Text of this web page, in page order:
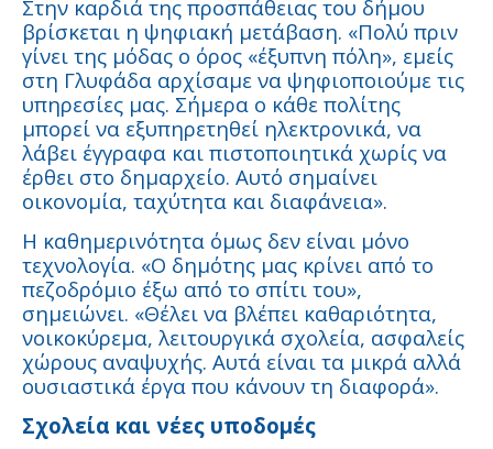
Στην καρδιά της προσπάθειας του δήμου
βρίσκεται η ψηφιακή μετάβαση. «Πολύ πριν
γίνει της μόδας ο όρος «έξυπνη πόλη», εμείς
στη Γλυφάδα αρχίσαμε να ψηφιοποιούμε τις
υπηρεσίες μας. Σήμερα ο κάθε πολίτης
μπορεί να εξυπηρετηθεί ηλεκτρονικά, να
λάβει έγγραφα και πιστοποιητικά χωρίς να
έρθει στο δημαρχείο. Αυτό σημαίνει
οικονομία, ταχύτητα και διαφάνεια».
Η καθημερινότητα όμως δεν είναι μόνο
τεχνολογία. «Ο δημότης μας κρίνει από το
πεζοδρόμιο έξω από το σπίτι του»,
σημειώνει. «Θέλει να βλέπει καθαριότητα,
νοικοκύρεμα, λειτουργικά σχολεία, ασφαλείς
χώρους αναψυχής. Αυτά είναι τα μικρά αλλά
ουσιαστικά έργα που κάνουν τη διαφορά».
Σχολεία και νέες υποδομές